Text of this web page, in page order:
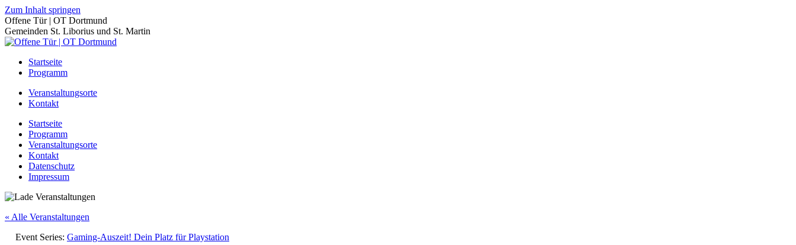
Zum Inhalt springen
Offene Tür | OT Dortmund
Gemeinden St. Liborius und St. Martin
Startseite
Programm
Veranstaltungsorte
Kontakt
Startseite
Programm
Veranstaltungsorte
Kontakt
Datenschutz
Impressum
« Alle Veranstaltungen
Event Series: Gaming-Auszeit! Dein Platz für Playstation